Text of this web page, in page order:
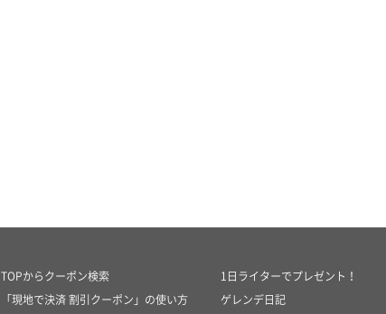
TOPからクーポン検索
「現地で決済 割引クーポン」の使い方
1日ライターでプレゼント！
ゲレンデ日記